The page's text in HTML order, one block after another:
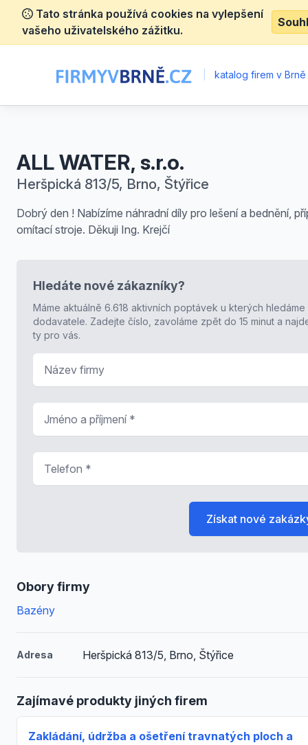
Tato stránka používá cookies na vylepšení
vašeho uživatelského zážitku.
katalog firem v Brně
ALL WATER, s.r.o.
Heršpická 813/5, Brno, Štýřice
Dobrý den ! Nabízíme náhradní díly pro lešení a bednění,
omítací stroje. Děkuji Ing. Krejčí
Obory firmy
Bazény
Adresa Heršpická 813/5, Brno, Štýřice
Zajímavé produkty jiných firem
Zakládání, údržba a ošetření travnatých ploch a
Hledáte nové zákazníky?
Máme aktuálně 6.618 aktivních poptávek u kterých hledáme
dodavatele. Zadejte číslo, zavoláme zpět do 15 minut a
ty pro vás.
Získat nové